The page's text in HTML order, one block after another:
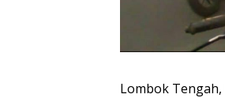
Lombok